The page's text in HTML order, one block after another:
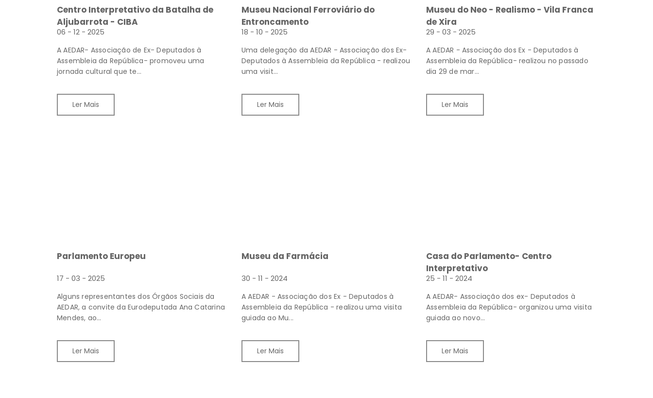
Centro Interpretativo da Batalha de
Aljubarrota - CIBA
06 - 12 - 2025
A AEDAR- Associação de Ex- Deputados à
Assembleia da República- promoveu uma
jornada cultural que te...
Ler Mais
Museu Nacional Ferroviário do
Entroncamento
18 - 10 - 2025
Uma delegação da AEDAR - Associação dos Ex-
Deputados à Assembleia da República - realizou
uma visit...
Ler Mais
Museu do Neo - Realismo - Vila Franca
de Xira
29 - 03 - 2025
A AEDAR - Associação dos Ex - Deputados à
Assembleia da República- realizou no passado
dia 29 de mar...
Ler Mais
Parlamento Europeu
17 - 03 - 2025
Alguns representantes dos Órgãos Sociais da
AEDAR, a convite da Eurodeputada Ana Catarina
Mendes, ao...
Ler Mais
Museu da Farmácia
30 - 11 - 2024
A AEDAR - Associação dos Ex - Deputados à
Assembleia da República - realizou uma visita
guiada ao Mu...
Ler Mais
Casa do Parlamento- Centro
Interpretativo
25 - 11 - 2024
A AEDAR- Associação dos ex- Deputados à
Assembleia da República- organizou uma visita
guiada ao novo...
Ler Mais